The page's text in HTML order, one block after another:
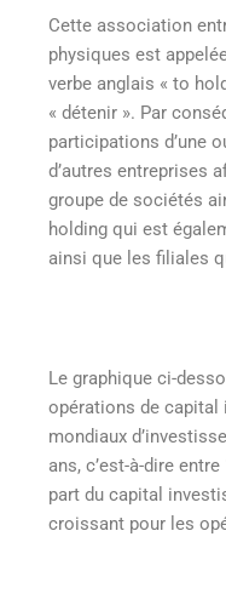
Cette association
physiques est
verbe anglais « to
« détenir ». Par
participations d’une
d’autres entreprises
groupe de sociétés
holding qui est
ainsi que les filiales
Le graphique ci-
opérations de capital
mondiaux
ans, c’est-à-dire
part du capital
croissant pour les